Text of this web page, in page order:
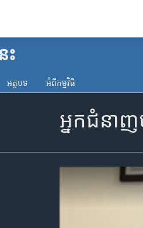
ះ
អត្ថបទ​ អំពី​កម្មវិធី​
អ្នក​ជំនា